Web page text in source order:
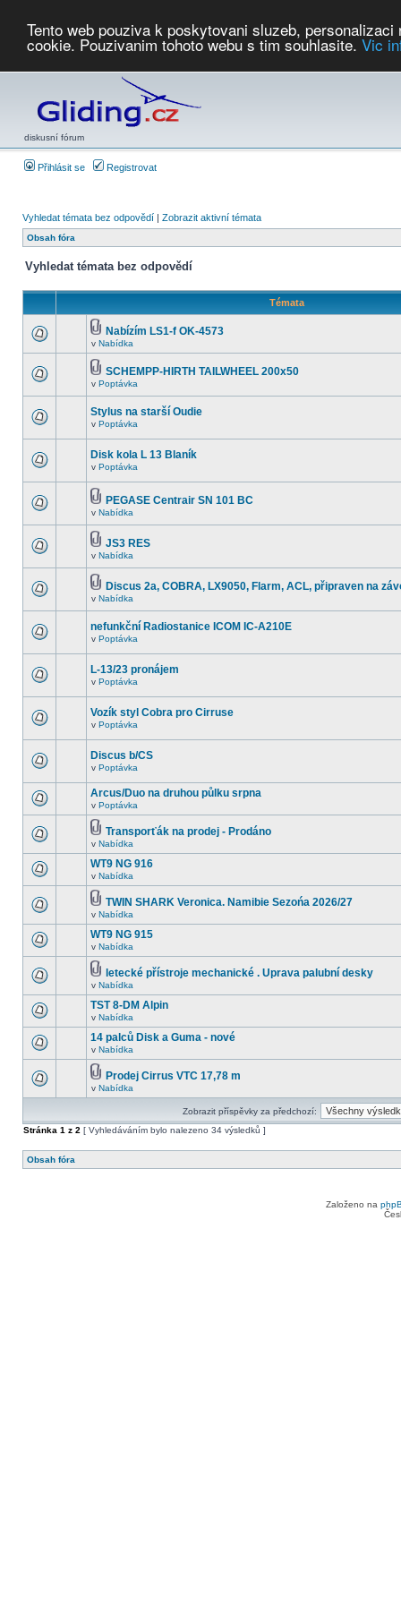
Tento web pouziva k poskytovani sluzeb,
cookie. Pouzivanim tohoto webu s tim souhlasite. Vic
diskusní fórum
Přihlásit se Registrovat
Vyhledat témata bez odpovědí | Zobrazit aktivní témata
Obsah fóra
Vyhledat témata bez odpovědí
Témata
Nabízím LS1-f OK-4573
v Nabídka
SCHEMPP-HIRTH TAILWHEEL 200x50
v Poptávka
Stylus na starší Oudie
v Poptávka
Disk kola L 13 Blaník
v Poptávka
PEGASE Centrair SN 101 BC
v Nabídka
JS3 RES
v Nabídka
Discus 2a, COBRA, LX9050, Flarm, ACL, připraven na
v Nabídka
nefunkční Radiostanice ICOM IC-A210E
v Poptávka
L-13/23 pronájem
v Poptávka
Vozík styl Cobra pro Cirruse
v Poptávka
Discus b/CS
v Poptávka
Arcus/Duo na druhou půlku srpna
v Poptávka
Transporťák na prodej - Prodáno
v Nabídka
WT9 NG 916
v Nabídka
TWIN SHARK Veronica. Namibie Sezońa 2026/27
v Nabídka
WT9 NG 915
v Nabídka
letecké přístroje mechanické . Uprava palubní desky
v Nabídka
TST 8-DM Alpin
v Nabídka
14 palců Disk a Guma - nové
v Nabídka
Prodej Cirrus VTC 17,78 m
v Nabídka
Zobrazit příspěvky za předchozí:
Stránka 1 z 2 [ Vyhledáváním bylo nalezeno 34 výsledků ]
Obsah fóra
Založeno na